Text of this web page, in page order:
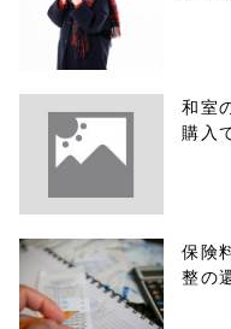
和室
購入
保険
整の